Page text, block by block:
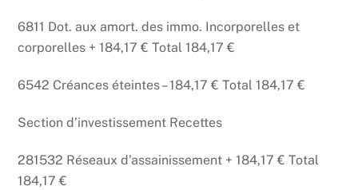
6811 Dot. aux amort. des immo. Incorporelles et
corporelles + 184,17 € Total 184,17 €
6542 Créances éteintes – 184,17 € Total 184,17 €
Section d’investissement Recettes
281532 Réseaux d’assainissement + 184,17 € Total
184,17 €